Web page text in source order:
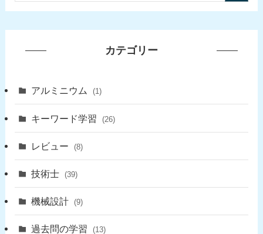
カテゴリー
アルミニウム (1)
キーワード学習 (26)
レビュー (8)
技術士 (39)
機械設計 (9)
過去問の学習 (13)